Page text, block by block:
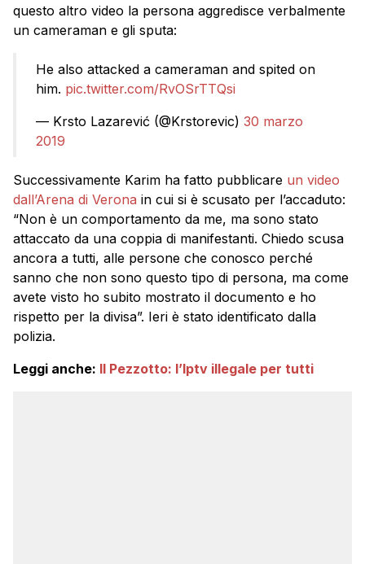
questo altro video la persona aggredisce verbalmente
un cameraman e gli sputa:
He also attacked a cameraman and spited on
him. pic.twitter.com/RvOSrTTQsi
— Krsto Lazarević (@Krstorevic) 30 marzo
2019
Successivamente Karim ha fatto pubblicare un video
dall’Arena di Verona in cui si è scusato per l’accaduto:
“Non è un comportamento da me, ma sono stato
attaccato da una coppia di manifestanti. Chiedo scusa
ancora a tutti, alle persone che conosco perché
sanno che non sono questo tipo di persona, ma come
avete visto ho subito mostrato il documento e ho
rispetto per la divisa”. Ieri è stato identificato dalla
polizia.
Leggi anche: Il Pezzotto: l’Iptv illegale per tutti